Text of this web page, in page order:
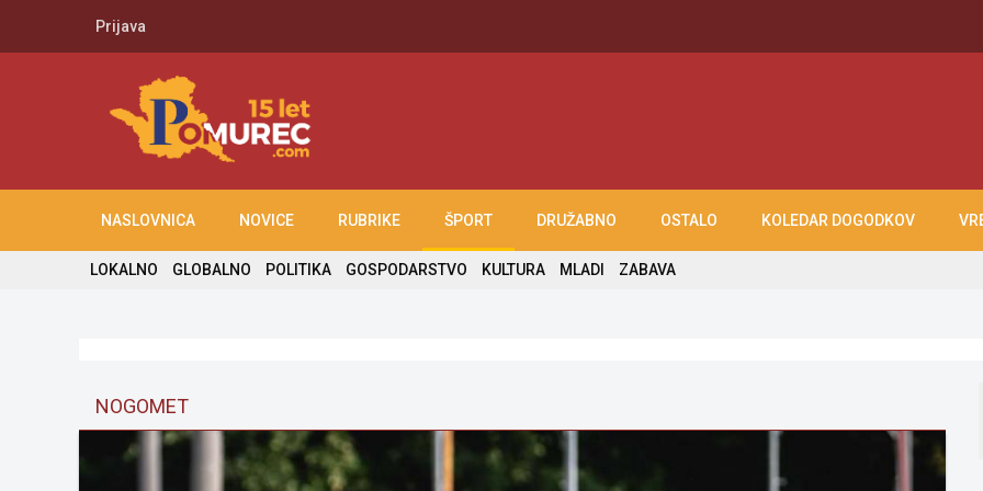
Prijava
NASLOVNICA NOVICE RUBRIKE ŠPORT DRUŽABNO OSTALO KOLEDAR DOGODKOV
LOKALNO GLOBALNO POLITIKA GOSPODARSTVO KULTURA MLADI ZABAVA
NOGOMET